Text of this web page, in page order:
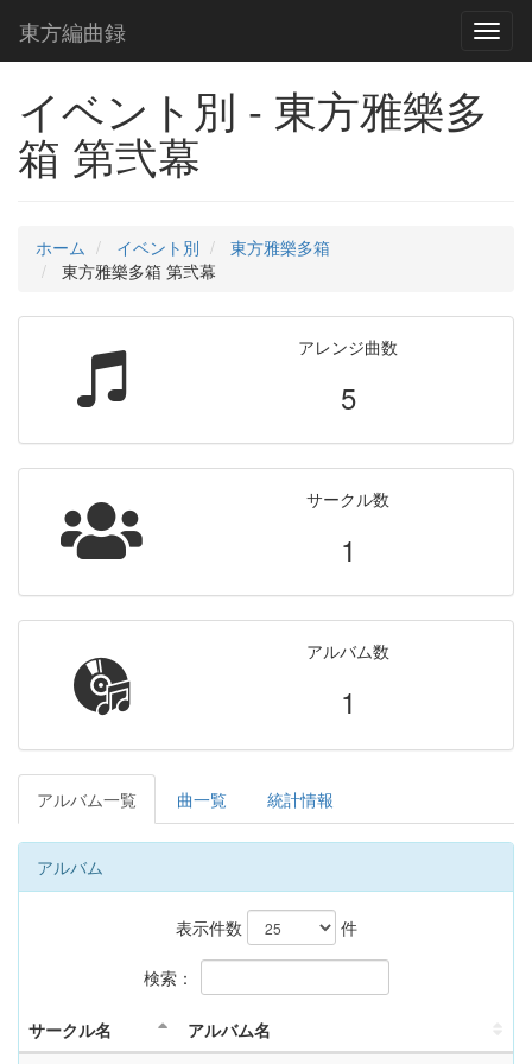
東方編曲録
イベント別 - 東方雅樂多
箱 第弐幕
ホーム イベント別
東方雅樂多箱
東方雅樂多箱 第弐幕
アレンジ曲数
5
サークル数
1
アルバム数
1
アルバム一覧 曲一覧 統計情報
アルバム
表示件数 件
検索：
サークル名 アルバム名